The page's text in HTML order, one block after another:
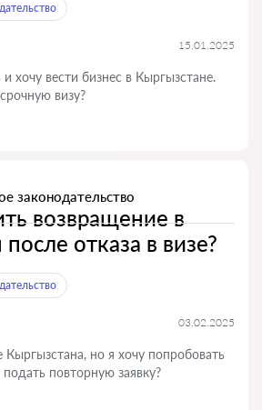
15.01.2025
хочу вести бизнес в Кыргызстане.
визу?
законодательство
возвращение в
отказа в визе?
03.02.2025
Кыргызстана, но я хочу попробовать
повторную заявку?